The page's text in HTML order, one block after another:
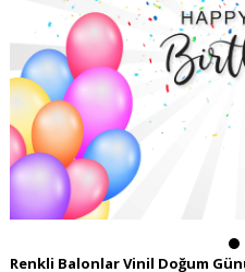
Renkli Balonlar Vinil Doğum